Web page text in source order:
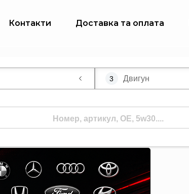
Контакти Доставка та оплата
3 Двигун